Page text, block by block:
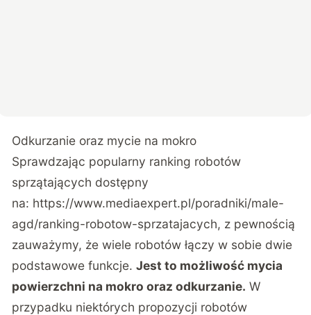
Odkurzanie oraz mycie na mokro
Sprawdzając popularny ranking robotów
sprzątających dostępny
na: https://www.mediaexpert.pl/poradniki/male-
agd/ranking-robotow-sprzatajacych, z pewnością
zauważymy, że wiele robotów łączy w sobie dwie
podstawowe funkcje.Jest to możliwość mycia
powierzchni na mokro oraz odkurzanie. W
przypadku niektórych propozycji robotów